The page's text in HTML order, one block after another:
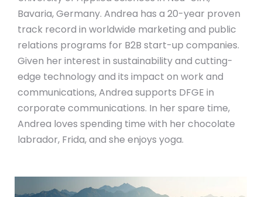
Bavaria, Germany. Andrea has a 20-year proven
track record in worldwide marketing and public
relations programs for B2B start-up companies.
Given her interest in sustainability and cutting-
edge technology and its impact on work and
communications, Andrea supports DFGE in
corporate communications. In her spare time,
Andrea loves spending time with her chocolate
labrador, Frida, and she enjoys yoga.